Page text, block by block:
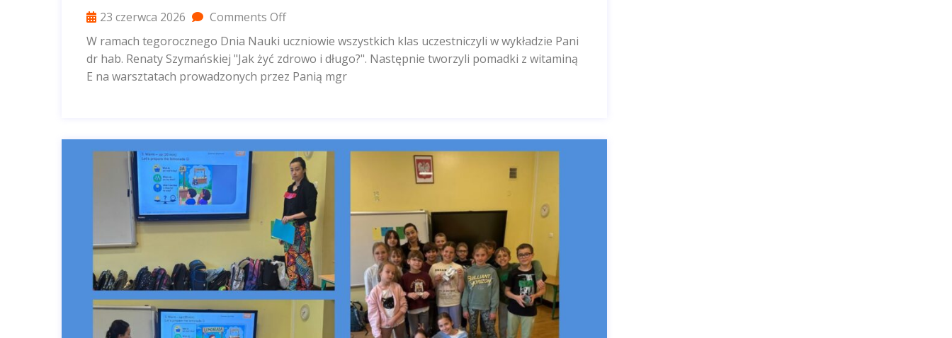
23 czerwca 2026
Comments Off
W ramach tegorocznego Dnia Nauki uczniowie wszystkich klas uczestniczyli w wykładzie Pani
dr hab. Renaty Szymańskiej "Jak żyć zdrowo i długo?". Następnie tworzyli pomadki z witaminą
E na warsztatach prowadzonych przez Panią mgr